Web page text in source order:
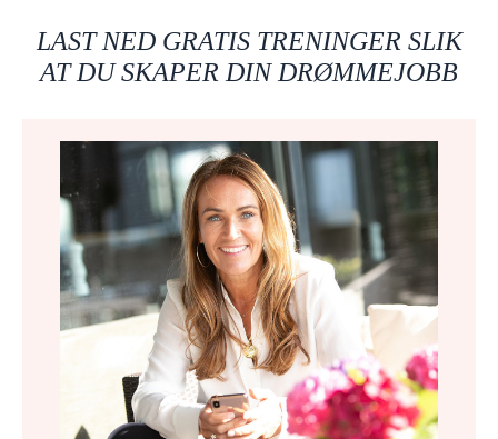
LAST NED GRATIS TRENINGER SLIK
AT DU SKAPER DIN DRØMMEJOBB